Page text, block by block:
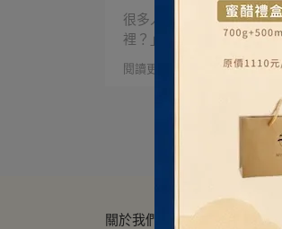
很多人問蜂蜜先生：「蜜
裡？」其實不⋯
閱讀更多 ->
關於我們